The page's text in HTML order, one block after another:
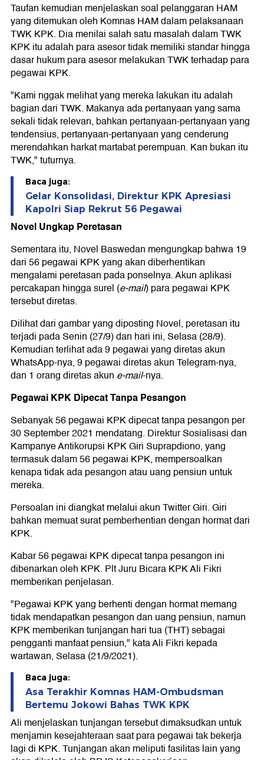
Taufan kemudian menjelaskan soal pelanggaran HAM
yang ditemukan oleh Komnas HAM dalam pelaksanaan
TWK KPK. Dia menilai salah satu masalah dalam TWK
KPK itu adalah para asesor tidak memiliki standar hingga
dasar hukum para asesor melakukan TWK terhadap para
pegawai KPK.
"Kami nggak melihat yang mereka lakukan itu adalah
bagian dari TWK. Makanya ada pertanyaan yang sama
sekali tidak relevan, bahkan pertanyaan-pertanyaan yang
tendensius, pertanyaan-pertanyaan yang cenderung
merendahkan harkat martabat perempuan. Kan bukan itu
TWK," tuturnya.
Baca juga:
Gelar Konsolidasi, Direktur KPK Apresiasi
Kapolri Siap Rekrut 56 Pegawai
Novel Ungkap Peretasan
Sementara itu, Novel Baswedan mengungkap bahwa 19
dari 56 pegawai KPK yang akan diberhentikan
mengalami peretasan pada ponselnya. Akun aplikasi
percakapan hingga surel (e-mail) para pegawai KPK
tersebut diretas.
Dilihat dari gambar yang diposting Novel, peretasan itu
terjadi pada Senin (27/9) dan hari ini, Selasa (28/9).
Kemudian terlihat ada 9 pegawai yang diretas akun
WhatsApp-nya, 9 pegawai diretas akun Telegram-nya,
dan 1 orang diretas akun e-mail-nya.
Pegawai KPK Dipecat Tanpa Pesangon
Sebanyak 56 pegawai KPK dipecat tanpa pesangon per
30 September 2021 mendatang. Direktur Sosialisasi dan
Kampanye Antikorupsi KPK Giri Suprapdiono, yang
termasuk dalam 56 pegawai KPK, mempersoalkan
kenapa tidak ada pesangon atau uang pensiun untuk
mereka.
Persoalan ini diangkat melalui akun Twitter Giri. Giri
bahkan memuat surat pemberhentian dengan hormat dari
KPK.
Kabar 56 pegawai KPK dipecat tanpa pesangon ini
dibenarkan oleh KPK. Plt Juru Bicara KPK Ali Fikri
memberikan penjelasan.
"Pegawai KPK yang berhenti dengan hormat memang
tidak mendapatkan pesangon dan uang pensiun, namun
KPK memberikan tunjangan hari tua (THT) sebagai
pengganti manfaat pensiun," kata Ali Fikri kepada
wartawan, Selasa (21/9/2021).
Baca juga:
Asa Terakhir Komnas HAM-Ombudsman
Bertemu Jokowi Bahas TWK KPK
Ali menjelaskan tunjangan tersebut dimaksudkan untuk
menjamin kesejahteraan saat para pegawai tak bekerja
lagi di KPK. Tunjangan akan meliputi fasilitas lain yang